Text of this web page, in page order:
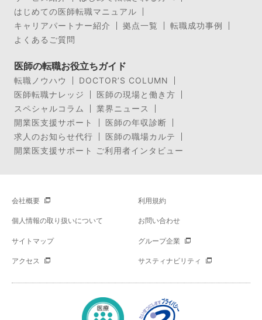
はじめての医師転職マニュアル
キャリアパートナー紹介
拠点一覧
転職成功事例
よくあるご質問
医師の転職お役立ちガイド
転職ノウハウ
DOCTOR’S COLUMN
医師転職ナレッジ
医師の現場と働き方
スペシャルコラム
業界ニュース
開業医支援サポート
医師の年収診断
求人のお知らせ代行
医師の職場カルテ
開業医支援サポート ご利用者インタビュー
会社概要 利用規約
個人情報の取り扱いについて お問い合わせ
サイトマップ グループ企業
アクセス サスティナビリティ